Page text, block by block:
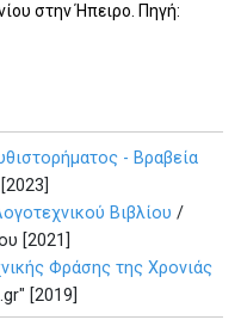
στην Ήπειρο. Πηγή:
- Βραβεία
Βιβλίου /
[2021]
Φράσης της Χρονιάς
[2019]